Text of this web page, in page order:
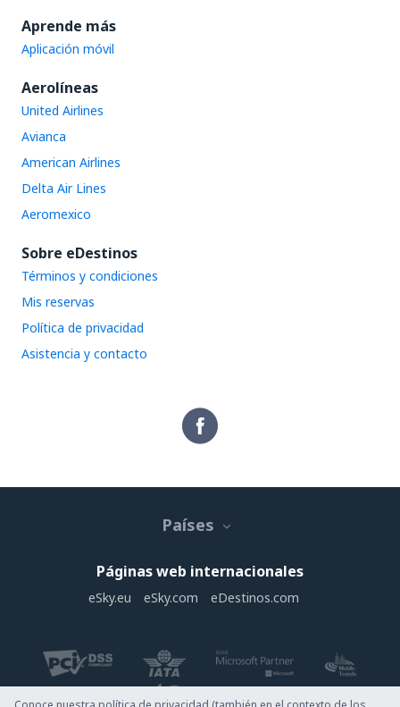
Aprende más
Aplicación móvil
Aerolíneas
United Airlines
Avianca
American Airlines
Delta Air Lines
Aeromexico
Sobre eDestinos
Términos y condiciones
Mis reservas
Política de privacidad
Asistencia y contacto
Países
Páginas web internacionales
eSky.eu eSky.com eDestinos.com